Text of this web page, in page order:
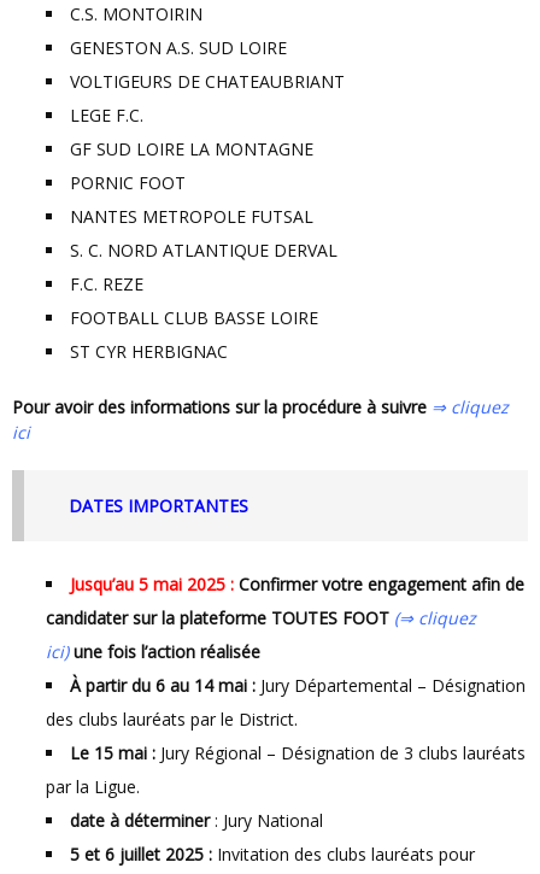
C.S. MONTOIRIN
GENESTON A.S. SUD LOIRE
VOLTIGEURS DE CHATEAUBRIANT
LEGE F.C.
GF SUD LOIRE LA MONTAGNE
PORNIC FOOT
NANTES METROPOLE FUTSAL
S. C. NORD ATLANTIQUE DERVAL
F.C. REZE
FOOTBALL CLUB BASSE LOIRE
ST CYR HERBIGNAC
Pour avoir des informations sur la procédure à suivre ⇒ cliquez
ici
DATES IMPORTANTES
Jusqu’au 5 mai 2025 : Confirmer votre engagement afin de
candidater sur la plateforme TOUTES FOOT (⇒ cliquez
ici)une fois l’action réalisée
À partir du 6 au 14 mai : Jury Départemental – Désignation
des clubs lauréats par le District.
Le 15 mai : Jury Régional – Désignation de 3 clubs lauréats
par la Ligue.
date à déterminer: Jury National
5 et 6 juillet 2025 : Invitation des clubs lauréats pour